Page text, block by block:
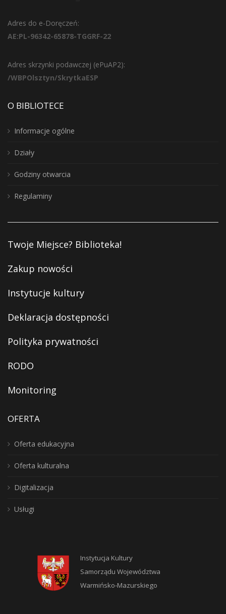
Adres do e-Doręczeń:
AE:PL-96342-65878-TGGRF-22
Adres skrzynki podawczej (ePuAP2):
/WBPOlsztyn/SkrytkaESP
O BIBLIOTECE
Informacje ogólne
Działy
Godziny otwarcia
Regulaminy
Twoje Miejsce? Biblioteka!
Zakup nowości
Instytucje kultury
Deklaracja dostępności
Polityka prywatności
RODO
Monitoring
OFERTA
Oferta edukacyjna
Oferta kulturalna
Digitalizacja
Usługi
Instytucja Kultury
Samorządu Województwa
Warmińsko-Mazurskiego